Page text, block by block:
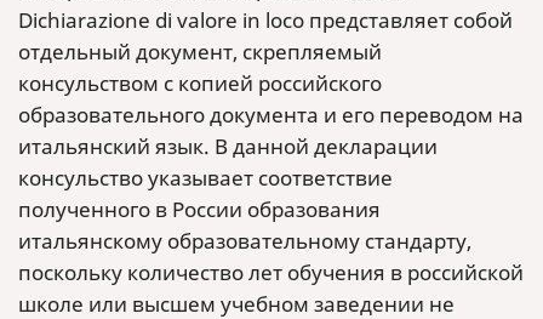
Dichiarazione di valore in loco представляет собой
отдельный документ, скрепляемый
консульством с копией российского
образовательного документа и его переводом на
итальянский язык. В данной декларации
консульство указывает соответствие
полученного в России образования
итальянскому образовательному стандарту,
поскольку количество лет обучения в российской
школе или высшем учебном заведении не